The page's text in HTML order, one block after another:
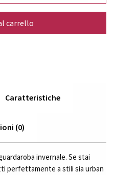
carrello
Caratteristiche
(0)
invernale. Se stai
perfettamente a stili sia urban